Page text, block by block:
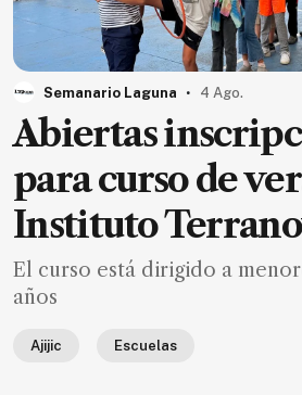
Educación
Salud
Política
Economía
Entretenimiento
Negocios
Estate
Semanario Laguna . 4 Ago.
Abiertas
para curso de
Instituto
El curso está dirigido a
años
Ajijic Escuelas